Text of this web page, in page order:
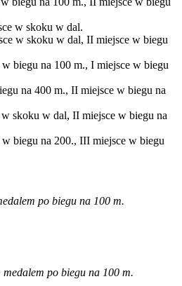
w skoku w dal.
w skoku w dal, II miejsce w biegu
biegu na 100 m., I miejsce w biegu
na 400 m., II miejsce w biegu na
skoku w dal, II miejsce w biegu na
biegu na 200., III miejsce w biegu
po biegu na 100 m.
po biegu na 100 m.